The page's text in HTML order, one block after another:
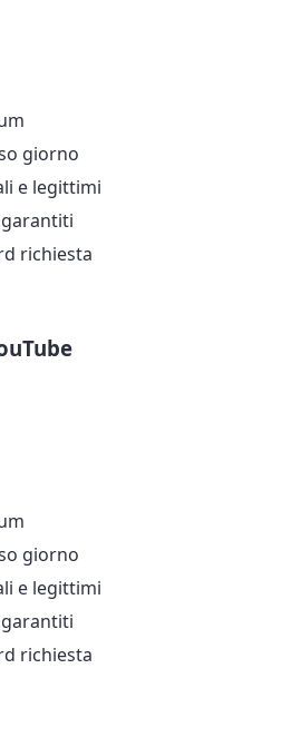
giorno
e legittimi
richiesta
giorno
e legittimi
richiesta